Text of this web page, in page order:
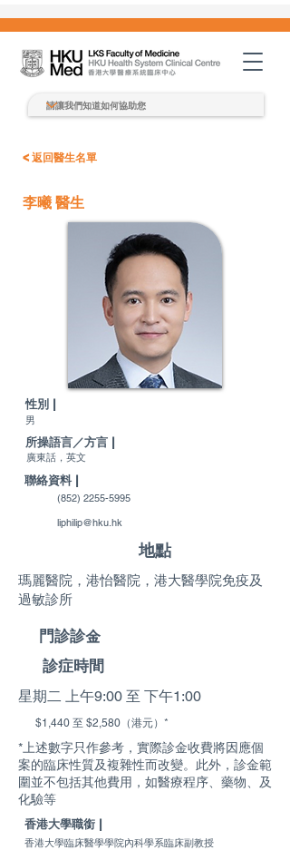
< 返回醫生名單
李曦 醫生
性別 |
男
所操語言／方言 |
廣東話，英文
聯絡資料 |
(852) 2255-5995
liphilip@hku.hk
地點
瑪麗醫院，港怡醫院，港大醫學院免疫及
過敏診所
門診診金
診症時間
星期二 上午9:00 至 下午1:00
$1,440 至 $2,580（港元）*
*上述數字只作參考，實際診金收費將因應個
案的臨床性質及複雜性而改變。此外，診金範
圍並不包括其他費用，如醫療程序、藥物、及
化驗等
香港大學職銜 |
香港大學臨床醫學學院內科學系臨床副教授